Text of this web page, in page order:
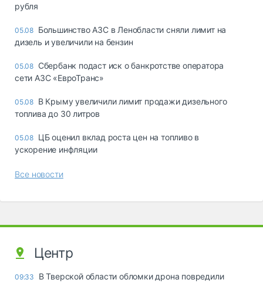
рубля
05.08 Большинство АЗС в Ленобласти сняли лимит на
дизель и увеличили на бензин
05.08 Сбербанк подаст иск о банкротстве оператора
сети АЗС «ЕвроТранс»
05.08 В Крыму увеличили лимит продажи дизельного
топлива до 30 литров
05.08 ЦБ оценил вклад роста цен на топливо в
ускорение инфляции
Все новости
Центр
09:33
В Тверской области обломки дрона повредили